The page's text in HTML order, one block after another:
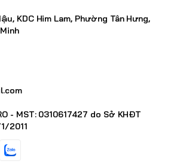
KDC Him Lam, Phường Tân Hưng,
- MST: 0310617427 do Sở KHĐT
2011